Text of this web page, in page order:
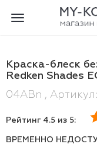
Toggle
Краска-блеск
Redken Shades
04ABn ,
Рейтинг 4.5 из 5:
ВРЕМЕННО